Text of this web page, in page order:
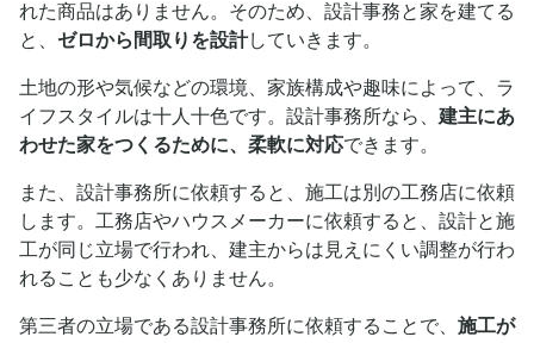
れた商品はありません。そのため、設計事務と家を建てる
と、 ゼロから間取りを設計していきます。
土地の形や気候などの環境、家族構成や趣味によって、ラ
イフスタイルは十人十色です。設計事務所なら、 建主にあ
わせた家をつくるために、柔軟に対応できます。
また、設計事務所に依頼すると、施工は別の工務店に依頼
します。工務店やハウスメーカーに依頼すると、設計と施
工が同じ立場で行われ、建主からは見えにくい調整が行わ
れることも少なくありません。
第三者の立場である設計事務所に依頼することで、 施工が